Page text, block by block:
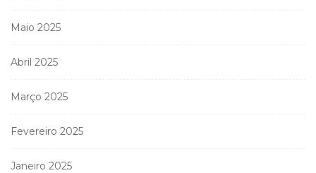
Maio 2025
Abril 2025
Março 2025
Fevereiro 2025
Janeiro 2025